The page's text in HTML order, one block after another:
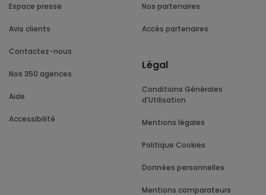
Espace presse
Avis clients
Contactez-nous
Nos 350 agences
Aide
Accessibilité
Nos partenaires
Accès partenaires
Légal
Conditions Générales
d'Utilisation
Mentions légales
Politique Cookies
Données personnelles
Mentions comparateurs